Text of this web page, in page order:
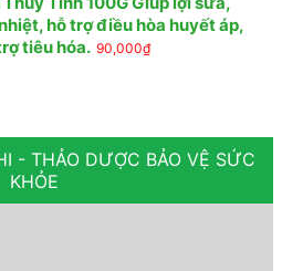
hỗ trợ điều hòa huyết áp,
tiêu hóa. 90,000₫
- THẢO DƯỢC BẢO VỆ SỨC
KHỎE